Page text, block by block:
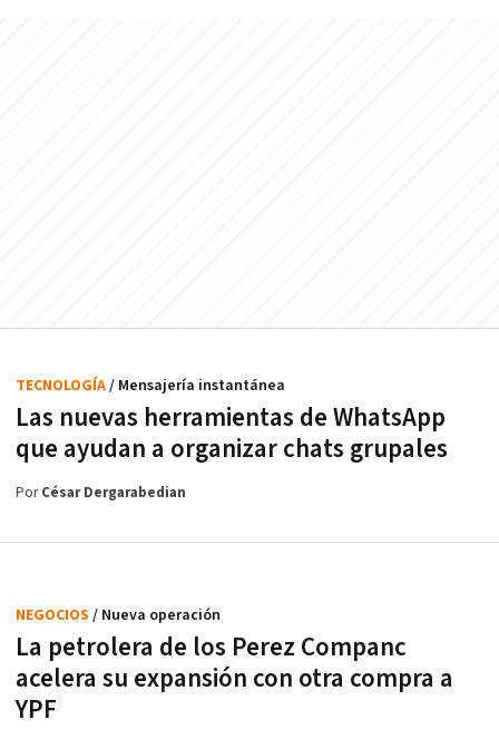
Las nuevas herramientas de WhatsApp
que ayudan a organizar chats grupales
TECNOLOGÍA/ Mensajería instantánea
PorCésar Dergarabedian
La petrolera de los Perez Companc
acelera su expansión con otra compra a
YPF
NEGOCIOS / Nueva operación